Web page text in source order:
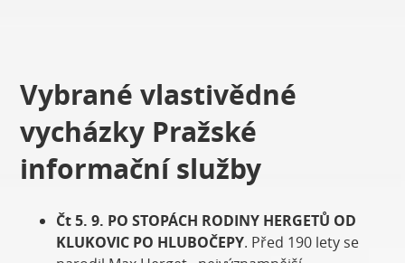
Vybrané vlastivědné
vycházky Pražské
informační služby
Čt 5. 9. PO STOPÁCH RODINY HERGETŮ OD
KLUKOVIC PO HLUBOČEPY. Před 190 lety se